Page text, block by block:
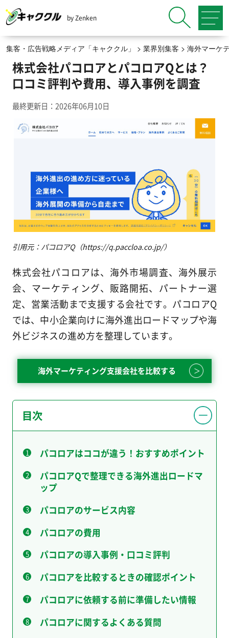
by Zenken
集客・広告戦略メディア「キャククル」 > 業界別集客 > 海外マーケ
株式会社パコロアとパコロアQとは？
口コミ評判や費用、導入事例を調査
最終更新日：2026年06月10日
引用元：パコロアQ（https://q.paccloa.co.jp/）
株式会社パコロアは、海外市場調査、海外展示
会、マーケティング、販路開拓、パートナー選
定、営業活動まで支援する会社です。パコロアQ
では、中小企業向けに海外進出ロードマップや海
外ビジネスの進め方を整理しています。
海外マーケティング支援会社を比較する
目次
パコロアはココが違う！おすすめポイント
パコロアQで整理できる海外進出ロードマ
ップ
パコロアのサービス内容
パコロアの費用
パコロアの導入事例・口コミ評判
パコロアを比較するときの確認ポイント
パコロアに依頼する前に準備したい情報
パコロアに関するよくある質問